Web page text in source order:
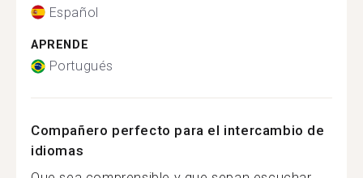
Español
APRENDE
Portugués
Compañero perfecto para el intercambio de
idiomas